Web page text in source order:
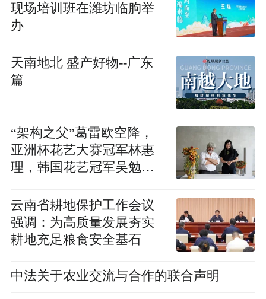
现场培训班在潍坊临朐举
办
天南地北 盛产好物--广东
篇
“架构之父”葛雷欧空降，
亚洲杯花艺大赛冠军林惠
理，韩国花艺冠军吴勉登
日程重磅来袭
云南省耕地保护工作会议
强调：为高质量发展夯实
耕地充足粮食安全基石
中法关于农业交流与合作的联合声明